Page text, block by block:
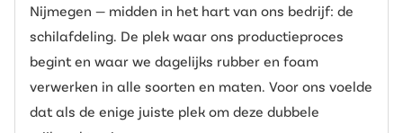
Nijmegen — midden in het hart van ons bedrijf: de
schilafdeling. De plek waar ons productieproces
begint en waar we dagelijks rubber en foam
verwerken in alle soorten en maten. Voor ons voelde
dat als de enige juiste plek om deze dubbele